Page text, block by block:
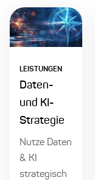
LEISTUNGEN
Daten-
und KI-
Strategie
Nutze Daten
& KI
strategisch